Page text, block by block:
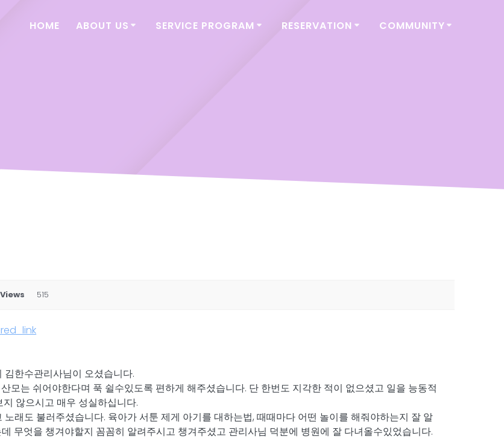
HOME ABOUT US SERVICE PROGRAM RESERVATION COMMUNITY
Views 515
한수관리사님이 오셨습니다.
모는 쉬어야한다며 푹 쉴수있도록 편하게 해주셨습니다. 단 한번도 지각한 적이 없으셨고 일을 능동적
않으시고 매우 성실하십니다.
래도 불러주셨습니다. 육아가 서툰 제게 아기를 대하는법, 때때마다 어떤 놀이를 해줘야하는지 잘 알
무엇을 챙겨야할지 꼼꼼히 알려주시고 챙겨주셨고 관리사님 덕분에 병원에 잘 다녀올수있었습니다.